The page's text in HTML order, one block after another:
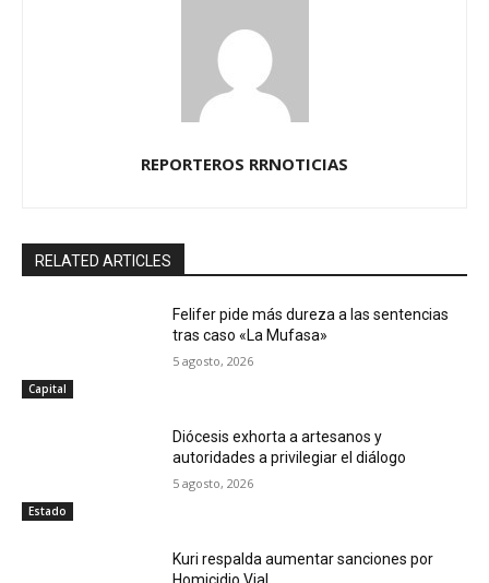
REPORTEROS RRNOTICIAS
RELATED ARTICLES
Capital
Felifer pide más dureza a las sentencias
tras caso «La Mufasa»
5 agosto, 2026
Estado
Diócesis exhorta a artesanos y
autoridades a privilegiar el diálogo
5 agosto, 2026
Kuri respalda aumentar sanciones por
Homicidio Vial